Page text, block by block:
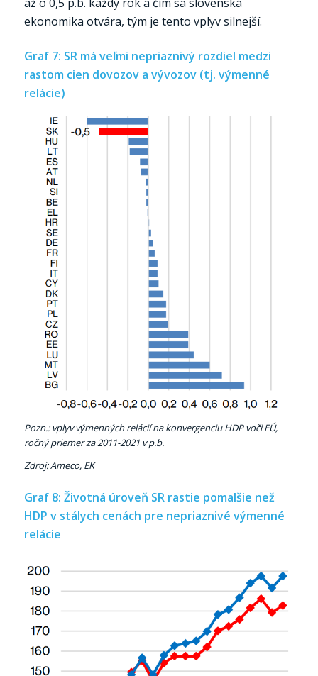
ekonomika otvára, tým je tento vplyv silnejší.
Graf 7: SR má veľmi nepriaznivý rozdiel medzi
rastom cien dovozov a vývozov (tj. výmenné
relácie)
Pozn.: vplyv výmenných relácií na konvergenciu HDP voči EÚ,
ročný priemer za 2011-2021 v p.b.
Zdroj: Ameco, EK
Graf 8: Životná úroveň SR rastie pomalšie než
HDP v stálych cenách pre nepriaznivé výmenné
relácie